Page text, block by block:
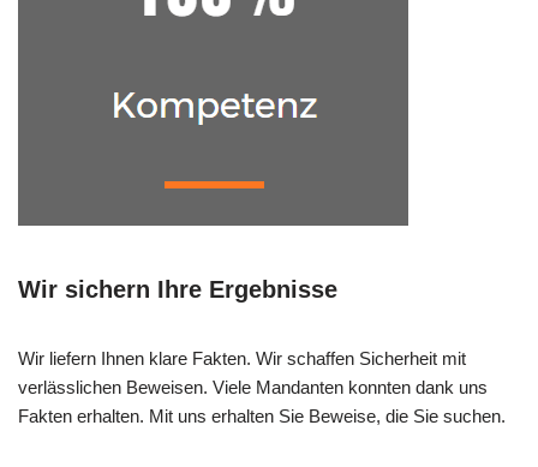
Wir sichern Ihre Ergebnisse
Wir liefern Ihnen klare Fakten. Wir schaffen Sicherheit mit
verlässlichen Beweisen. Viele Mandanten konnten dank uns
Fakten erhalten. Mit uns erhalten Sie Beweise, die Sie suchen.